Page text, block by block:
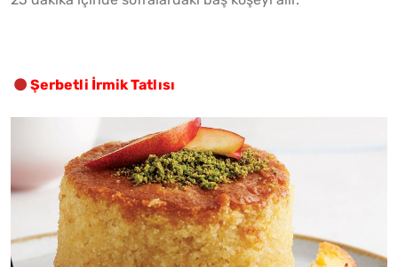
Şerbetli İrmik Tatlısı